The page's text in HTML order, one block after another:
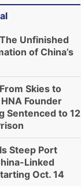
为“蟑螂”的印
下台
Unfinished
of China’s
Skies to
Founder
Sentenced to 12
Steep Port
Linked
Oct. 14